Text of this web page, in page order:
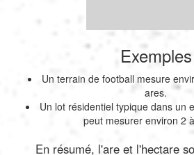
Exemples
Un terrain de football mesure
ares.
Un lot résidentiel typique dans un
peut mesurer environ 2
En résumé, l'are et l'hectare